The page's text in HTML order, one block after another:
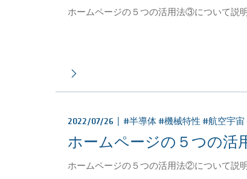
ホームページの５つの活用法③について説明
2022/07/26 | #半導体 #機械特性 #航空宇
ホームページの５つの活
ホームページの５つの活用法②について説明